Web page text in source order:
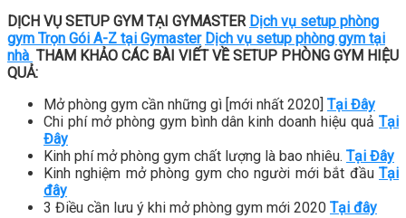
DỊCH VỤ SETUP GYM TẠI GYMASTER Dịch vụ setup phòng
gym Trọn Gói A-Z tại Gymaster Dịch vụ setup phòng gym tại
nhà THAM KHẢO CÁC BÀI VIẾT VỀ SETUP PHÒNG GYM HIỆU
QUẢ:
Mở phòng gym cần những gì [mới nhất 2020] Tại Đây
Chi phí mở phòng gym bình dân kinh doanh hiệu quả Tại
Đây
Kinh phí mở phòng gym chất lượng là bao nhiêu. Tại Đây
Kinh nghiệm mở phòng gym cho người mới bắt đầu Tại
đây
3 Điều cần lưu ý khi mở phòng gym mới 2020 Tại đây